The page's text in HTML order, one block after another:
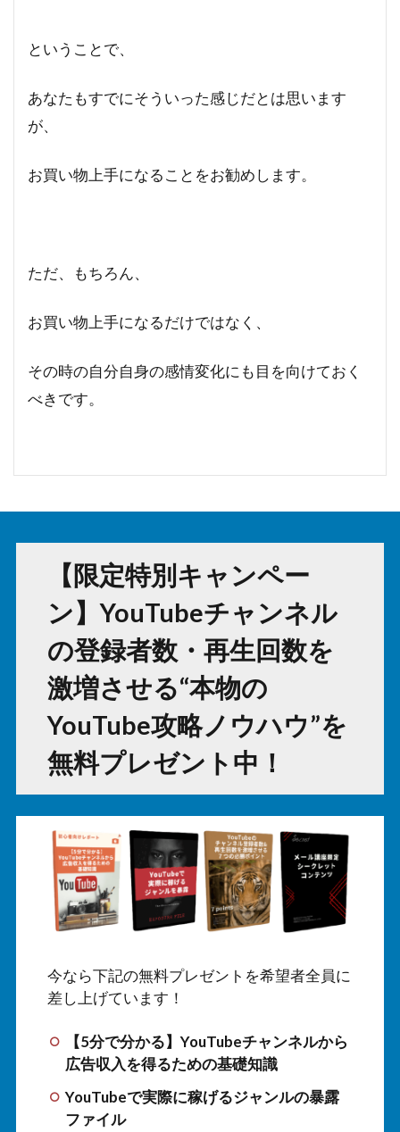
ということで、
あなたもすでにそういった感じだとは思います
が、
お買い物上手になることをお勧めします。
ただ、もちろん、
お買い物上手になるだけではなく、
その時の自分自身の感情変化にも目を向けておく
べきです。
【限定特別キャンペー
ン】YouTubeチャンネル
の登録者数・再生回数を
激増させる“本物の
YouTube攻略ノウハウ”を
無料プレゼント中！
今なら下記の無料プレゼントを希望者全員に
差し上げています！
【5分で分かる】YouTubeチャンネルから
広告収入を得るための基礎知識
YouTubeで実際に稼げるジャンルの暴露
ファイル